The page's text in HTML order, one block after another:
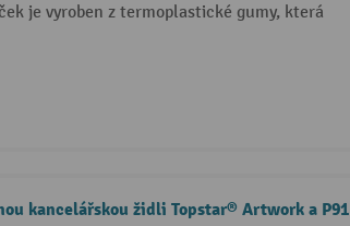
je vyroben z termoplastické gumy, která
kancelářskou židli Topstar® Artwork a P91